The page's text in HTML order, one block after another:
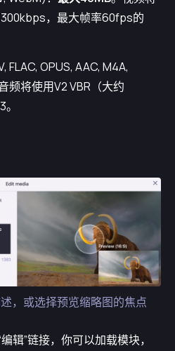
，最大帧率60fps的
FLAC, OPUS, AAC, M4A,
频将使用V2 VBR（大约
，或选择预览缩略图的焦点
辑”链接，你可以加载模块，